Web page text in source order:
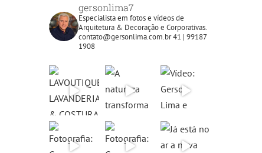
gersonlima7
Especialista em fotos e vídeos de
Arquitetura & Decoração e Corporativas.
contato@gersonlima.com.br41 | 99187
1908